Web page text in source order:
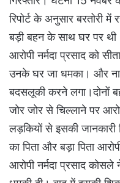
रिपोर्ट के अनुसार बरतोरी
बड़ी बहन के साथ घर पर
आरोपी नर्मदा प्रसाद को
उनके घर जा धमका। और
बदसलूकी करने लगा।दोनों
जोर जोर से चिल्लाने पर
लड़कियों से इसकी जानकारी
का पिता और बड़ा पिता
आरोपी नर्मदा प्रसाद